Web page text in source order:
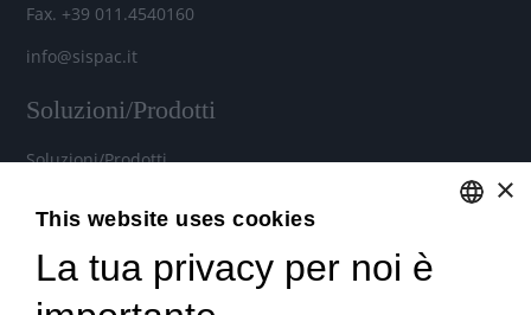
Fax. +39 011.4540160
info@sispac.it
Soluzioni/Prodotti
Soluzioni/Prodotti
Contratti di assistenza personalizzati
×
This website uses cookies
La tua privacy per noi è